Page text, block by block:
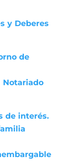
y Deberes
de
Notariado
de interés.